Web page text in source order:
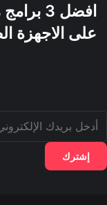
افضل 3
على الاجهزة
أدخل
بريدك
الإلكتروني